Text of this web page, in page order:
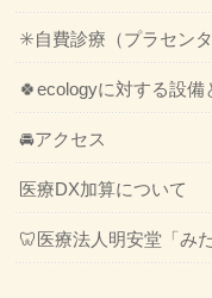
✳️自費診療（プラセン
🍀ecologyに対する設備
🚘アクセス
医療DX加算について
🦷医療法人明安堂「み